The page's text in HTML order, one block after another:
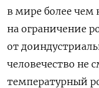
в мире более чем
на ограничение
от
человечество не
температурный